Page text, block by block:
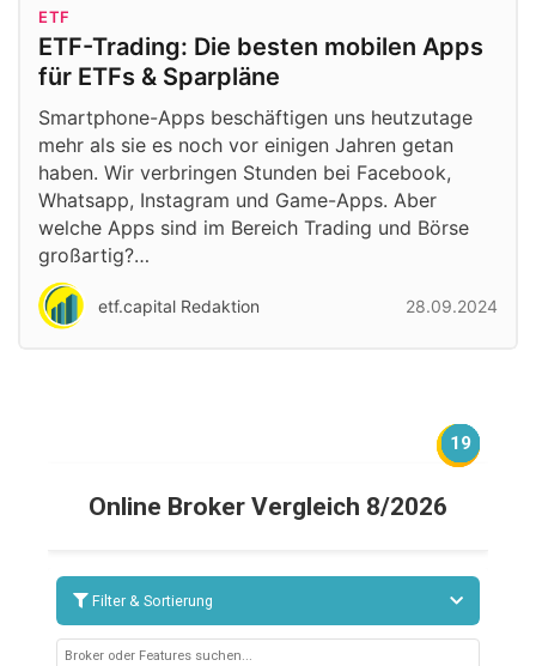
ETF
ETF-Trading: Die besten mobilen Apps
für ETFs & Sparpläne
Smartphone-Apps beschäftigen uns heutzutage
mehr als sie es noch vor einigen Jahren getan
haben. Wir verbringen Stunden bei Facebook,
Whatsapp, Instagram und Game-Apps. Aber
welche Apps sind im Bereich Trading und Börse
großartig?…
etf.capital Redaktion 28.09.2024